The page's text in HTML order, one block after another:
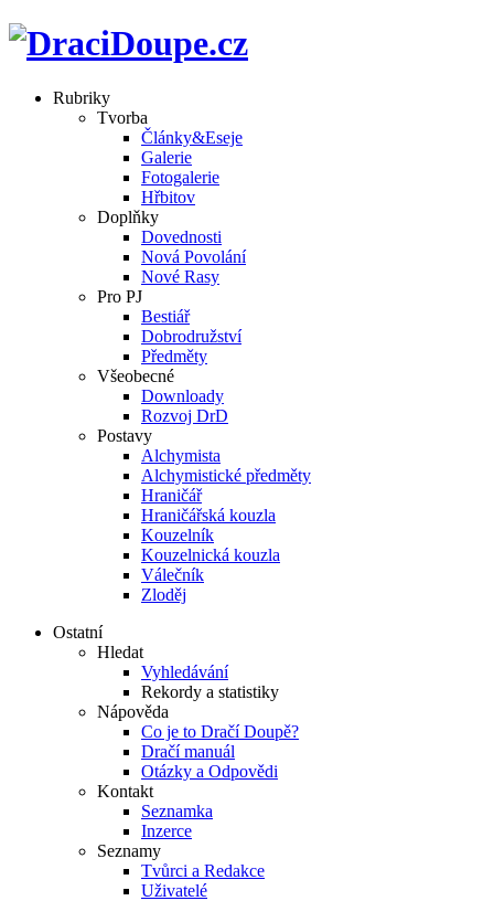
Rubriky
Tvorba
Články&Eseje
Galerie
Fotogalerie
Hřbitov
Doplňky
Dovednosti
Nová Povolání
Nové Rasy
Pro PJ
Bestiář
Dobrodružství
Předměty
Všeobecné
Downloady
Rozvoj DrD
Postavy
Alchymista
Alchymistické předměty
Hraničář
Hraničářská kouzla
Kouzelník
Kouzelnická kouzla
Válečník
Zloděj
Ostatní
Hledat
Vyhledávání
Rekordy a statistiky
Nápověda
Co je to Dračí Doupě?
Dračí manuál
Otázky a Odpovědi
Kontakt
Seznamka
Inzerce
Seznamy
Tvůrci a Redakce
Uživatelé